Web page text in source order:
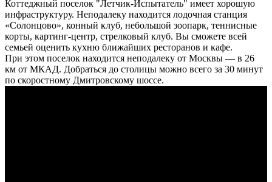
Коттеджный поселок "Летчик-Испытатель" имеет хорошую
инфраструктуру. Неподалеку находится лодочная станция
«Солонцово», конный клуб, небольшой зоопарк, теннисные
корты, картинг-центр, стрелковый клуб. Вы сможете всей
семьей оценить кухню ближайших ресторанов и кафе.
При этом поселок находится неподалеку от Москвы — в 26
км от МКАД. Добраться до столицы можно всего за 30 минут
по скоростному Дмитровскому шоссе.